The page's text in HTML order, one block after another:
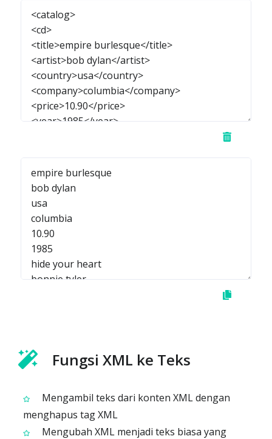
Fungsi XML ke Teks
Mengambil teks dari konten XML dengan
menghapus tag XML
Mengubah XML menjadi teks biasa yang